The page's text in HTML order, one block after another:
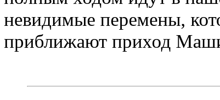
невидимые перемены,
приближают приход